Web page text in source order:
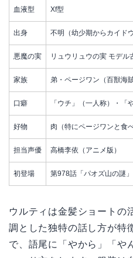
血液型 Xf型
出身 不明（幼少期からカイド
悪魔の実 リュウリュウの実 モデル
家族 弟・ページワン（百獣海
口癖 「ウチ」（一人称）・「
好物 肉（特にページワンと食
担当声優 高橋李依（アニメ版）
初登場 第978話「パオズ山の謎」
ウルティは金髪ショートの
調とした独特の話し方が特
で、語尾に「やから」「や